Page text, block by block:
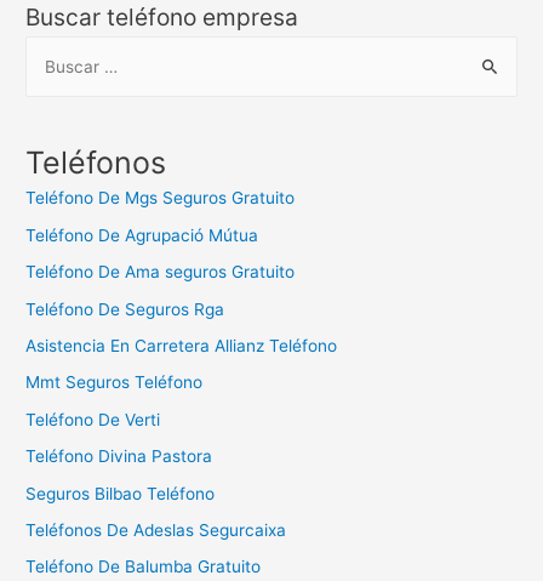
Buscar teléfono empresa
c
:
Teléfonos
Teléfono De Mgs Seguros Gratuito
Teléfono De Agrupació Mútua
Teléfono De Ama seguros Gratuito
Teléfono De Seguros Rga
Asistencia En Carretera Allianz Teléfono
Mmt Seguros Teléfono
Teléfono De Verti
Teléfono Divina Pastora
Seguros Bilbao Teléfono
Teléfonos De Adeslas Segurcaixa
Teléfono De Balumba Gratuito